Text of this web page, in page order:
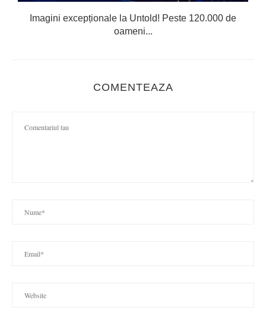
Imagini excepționale la Untold! Peste 120.000 de
oameni...
COMENTEAZA